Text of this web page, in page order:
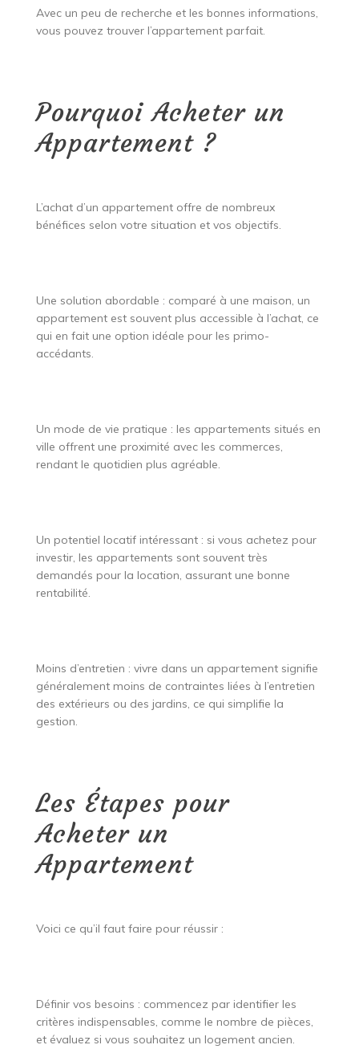
Avec un peu de recherche et les bonnes informations,
vous pouvez trouver l’appartement parfait.
Pourquoi Acheter un
Appartement ?
L’achat d’un appartement offre de nombreux
bénéfices selon votre situation et vos objectifs.
Une solution abordable : comparé à une maison, un
appartement est souvent plus accessible à l’achat, ce
qui en fait une option idéale pour les primo-
accédants.
Un mode de vie pratique : les appartements situés en
ville offrent une proximité avec les commerces,
rendant le quotidien plus agréable.
Un potentiel locatif intéressant : si vous achetez pour
investir, les appartements sont souvent très
demandés pour la location, assurant une bonne
rentabilité.
Moins d’entretien : vivre dans un appartement signifie
généralement moins de contraintes liées à l’entretien
des extérieurs ou des jardins, ce qui simplifie la
gestion.
Les Étapes pour
Acheter un
Appartement
Voici ce qu’il faut faire pour réussir :
Définir vos besoins : commencez par identifier les
critères indispensables, comme le nombre de pièces,
et évaluez si vous souhaitez un logement ancien.